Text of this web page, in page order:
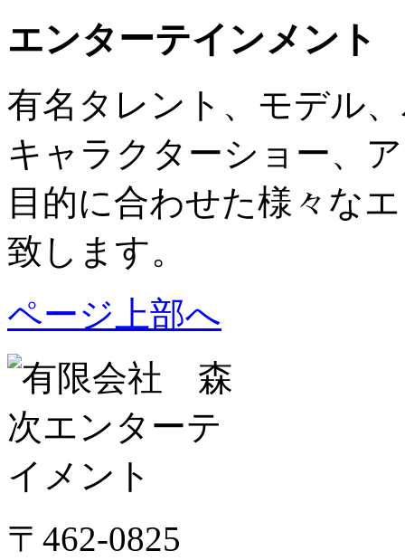
エンターテインメント
有名タレント、モデル
キャラクターショー、
目的に合わせた様々な
致します。
ページ上部へ
〒462-0825